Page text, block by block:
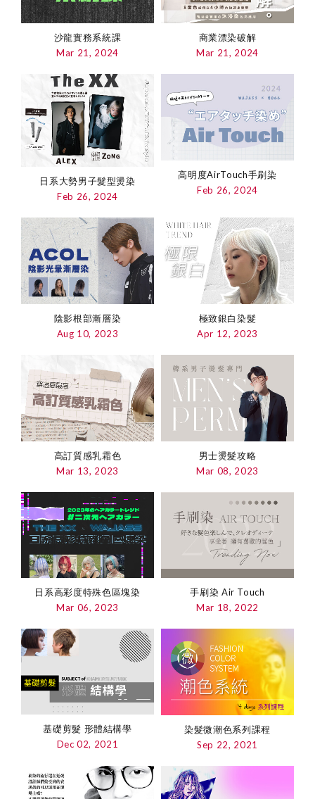
沙龍實務系統課
Mar 21, 2024
商業漂染破解
Mar 21, 2024
日系大勢男子髮型燙染
Feb 26, 2024
高明度AirTouch手刷染
Feb 26, 2024
陰影根部漸層染
Aug 10, 2023
極致銀白染髮
Apr 12, 2023
高訂質感乳霜色
Mar 13, 2023
男士燙髮攻略
Mar 08, 2023
日系高彩度特殊色區塊染
Mar 06, 2023
手刷染 Air Touch
Mar 18, 2022
基礎剪髮 形體結構學
Dec 02, 2021
染髮微潮色系列課程
Sep 22, 2021